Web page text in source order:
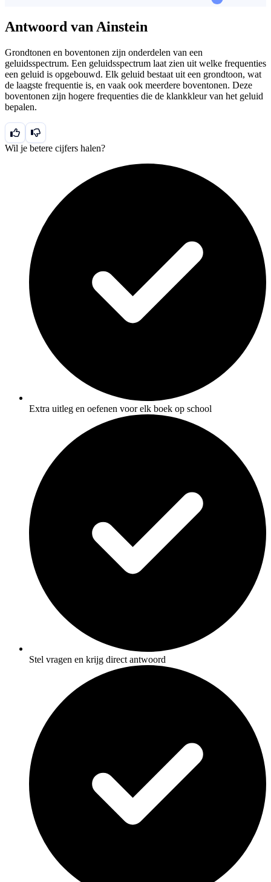
Antwoord van Ainstein
Grondtonen en boventonen zijn onderdelen van een
geluidsspectrum. Een geluidsspectrum laat zien uit welke frequenties
een geluid is opgebouwd. Elk geluid bestaat uit een grondtoon, wat
de laagste frequentie is, en vaak ook meerdere boventonen. Deze
boventonen zijn hogere frequenties die de klankkleur van het geluid
bepalen.
Wil je betere cijfers halen?
Extra uitleg en oefenen voor elk boek op school
Stel vragen en krijg direct antwoord